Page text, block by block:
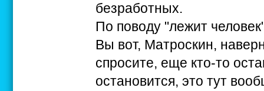
безработных.
По поводу "лежит
Вы вот, Матроскин,
спросите, еще кто-то
остановится, это тут